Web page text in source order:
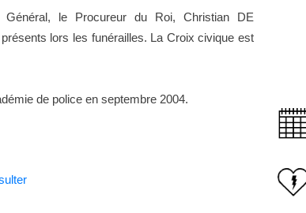
le Procureur du Roi, Christian DE
lors les funérailles. La Croix civique est
de police en septembre 2004.